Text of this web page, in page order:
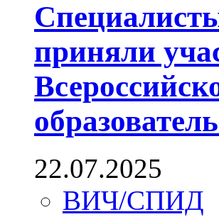
приняли
22.07.2025
ВИЧ/СПИД